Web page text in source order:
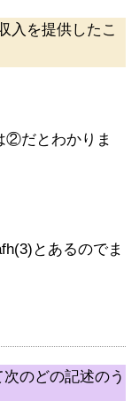
を提供したこ
②だとわかりま
とあるのでま
のどの記述のう